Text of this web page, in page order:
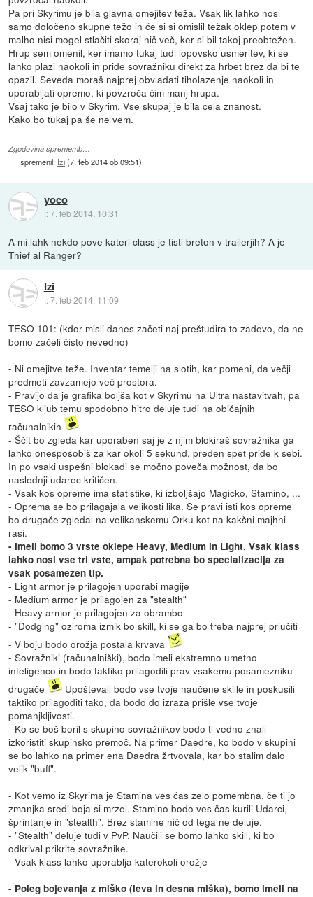
Pa pri Skyrimu je bila glavna omejitev teža. Vsak lik lahko nosi
samo določeno skupne težo in če si si omislil težak oklep potem v
malho nisi mogel stlačiti skoraj nič več, ker si bil takoj preobtežen.
Hrup sem omenil, ker imamo tukaj tudi lopovsko usmeritev, ki se
lahko plazi naokoli in pride sovražniku direkt za hrbet brez da bi te
opazil. Seveda moraš najprej obvladati tiholazenje naokoli in
uporabljati opremo, ki povzroča čim manj hrupa.
Vsaj tako je bilo v Skyrim. Vse skupaj je bila cela znanost.
Kako bo tukaj pa še ne vem.
Zgodovina sprememb…
spremenil: Izi(7. feb 2014 ob 09:51)
yoco
::7. feb 2014, 10:31
A mi lahk nekdo pove kateri class je tisti breton v trailerjih? A je
Thief al Ranger?
Izi
::7. feb 2014, 11:09
TESO 101: (kdor misli danes začeti naj preštudira to zadevo, da ne
bomo začeli čisto nevedno)
- Ni omejitve teže. Inventar temelji na slotih, kar pomeni, da večji
predmeti zavzamejo več prostora.
- Pravijo da je grafika boljša kot v Skyrimu na Ultra nastavitvah, pa
TESO kljub temu spodobno hitro deluje tudi na običajnih
računalnikih
- Ščit bo zgleda kar uporaben saj je z njim blokiraš sovražnika ga
lahko onesposobiš za kar okoli 5 sekund, preden spet pride k sebi.
In po vsaki uspešni blokadi se močno poveča možnost, da bo
naslednji udarec kritičen.
- Vsak kos opreme ima statistike, ki izboljšajo Magicko, Stamino, ...
- Oprema se bo prilagajala velikosti lika. Se pravi isti kos opreme
bo drugače zgledal na velikanskemu Orku kot na kakšni majhni
rasi.
- Imeli bomo 3 vrste oklepe Heavy, Medium in Light. Vsak klass
lahko nosi vse tri vste, ampak potrebna bo specializacija za
vsak posamezen tip.
- Light armor je prilagojen uporabi magije
- Medium armor je prilagojen za "stealth"
- Heavy armor je prilagojen za obrambo
- "Dodging" oziroma izmik bo skill, ki se ga bo treba najprej priučiti
- V boju bodo orožja postala krvava
- Sovražniki (računalniški), bodo imeli ekstremno umetno
inteligenco in bodo taktiko prilagodili prav vsakemu posamezniku
drugače
Upoštevali bodo vse tvoje naučene skille in poskusili
taktiko prilagoditi tako, da bodo do izraza prišle vse tvoje
pomanjkljivosti.
- Ko se boš boril s skupino sovražnikov bodo ti vedno znali
izkoristiti skupinsko premoč. Na primer Daedre, ko bodo v skupini
se bo lahko na primer ena Daedra žrtvovala, kar bo stalim dalo
velik "buff".
- Kot vemo iz Skyrima je Stamina ves čas zelo pomembna, če ti jo
zmanjka sredi boja si mrzel. Stamino bodo ves čas kurili Udarci,
šprintanje in "stealth". Brez stamine nič od tega ne deluje.
- "Stealth" deluje tudi v PvP. Naučili se bomo lahko skill, ki bo
odkrival prikrite sovražnike.
- Vsak klass lahko uporablja katerokoli orožje
- Poleg bojevanja z miško (leva in desna miška), bomo imeli na